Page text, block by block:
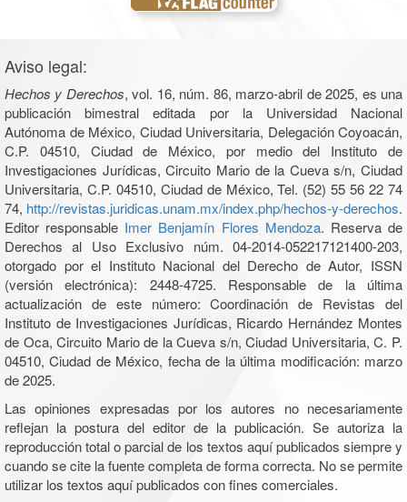
Aviso legal:
Hechos y Derechos, vol. 16, núm. 86, marzo-abril de 2025, es una
publicación bimestral editada por la Universidad Nacional
Autónoma de México, Ciudad Universitaria, Delegación Coyoacán,
C.P. 04510, Ciudad de México, por medio del Instituto de
Investigaciones Jurídicas, Circuito Mario de la Cueva s/n, Ciudad
Universitaria, C.P. 04510, Ciudad de México, Tel. (52) 55 56 22 74
74, http://revistas.juridicas.unam.mx/index.php/hechos-y-derechos.
Editor responsable Imer Benjamín Flores Mendoza. Reserva de
Derechos al Uso Exclusivo núm. 04-2014-052217121400-203,
otorgado por el Instituto Nacional del Derecho de Autor, ISSN
(versión electrónica): 2448-4725. Responsable de la última
actualización de este número: Coordinación de Revistas del
Instituto de Investigaciones Jurídicas, Ricardo Hernández Montes
de Oca, Circuito Mario de la Cueva s/n, Ciudad Universitaria, C. P.
04510, Ciudad de México, fecha de la última modificación: marzo
de 2025.
Las opiniones expresadas por los autores no necesariamente
reflejan la postura del editor de la publicación. Se autoriza la
reproducción total o parcial de los textos aquí publicados siempre y
cuando se cite la fuente completa de forma correcta. No se permite
utilizar los textos aquí publicados con fines comerciales.